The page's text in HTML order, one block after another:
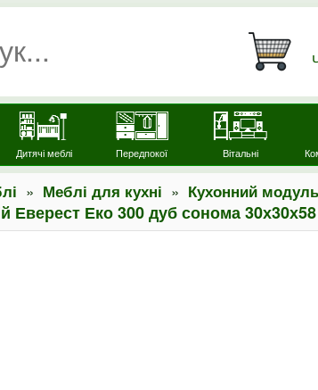
Дитячі меблі Передпокої Вітальні
» Меблі для кухні » Кухонний модуль
Еверест Еко 300 дуб сонома 30х30х58